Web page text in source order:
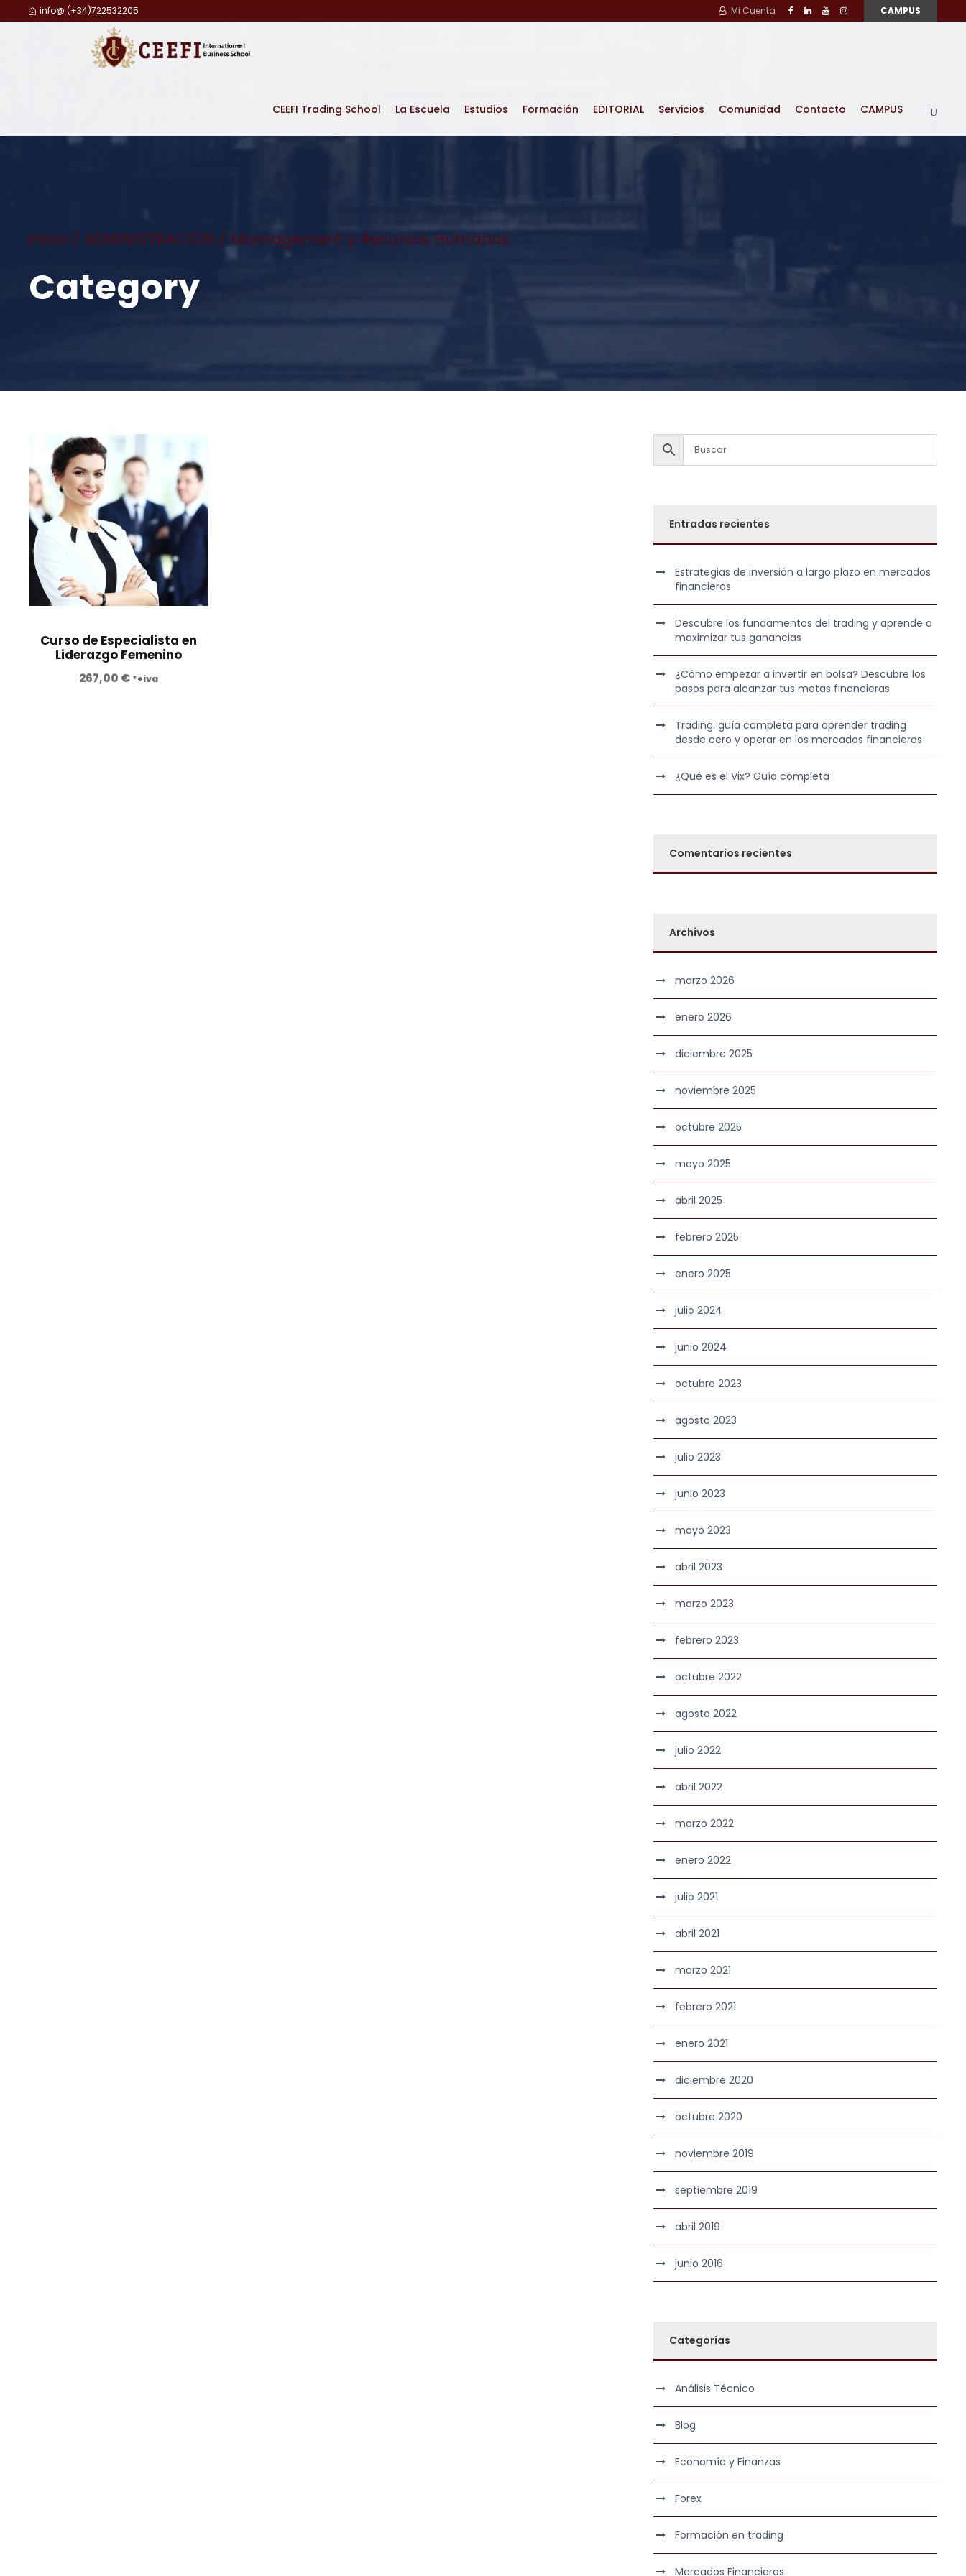
info@ (+34)722532205 Mi Cuenta CAMPUS
CEEFI Trading School La Escuela Estudios Formación EDITORIAL Servicios Comunidad Contacto CAMPUS
Inicio / ADMINISTRACIÓN / Mamagement y Recursos Humanos
Category
Curso de Especialista en
Liderazgo Femenino
267,00 € *+iva
Entradas recientes
Estrategias de inversión a largo plazo en mercados
financieros
Descubre los fundamentos del trading y aprende a
maximizar tus ganancias
¿Cómo empezar a invertir en bolsa? Descubre los
pasos para alcanzar tus metas financieras
Trading: guía completa para aprender trading
desde cero y operar en los mercados financieros
¿Qué es el Vix? Guía completa
Comentarios recientes
Archivos
marzo 2026
enero 2026
diciembre 2025
noviembre 2025
octubre 2025
mayo 2025
abril 2025
febrero 2025
enero 2025
julio 2024
junio 2024
octubre 2023
agosto 2023
julio 2023
junio 2023
mayo 2023
abril 2023
marzo 2023
febrero 2023
octubre 2022
agosto 2022
julio 2022
abril 2022
marzo 2022
enero 2022
julio 2021
abril 2021
marzo 2021
febrero 2021
enero 2021
diciembre 2020
octubre 2020
noviembre 2019
septiembre 2019
abril 2019
junio 2016
Categorías
Análisis Técnico
Blog
Economía y Finanzas
Forex
Formación en trading
Mercados Financieros